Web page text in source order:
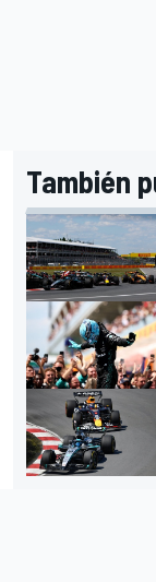
También